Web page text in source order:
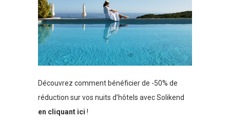
Découvrez comment bénéficier de -50% de
réduction sur vos nuits d’hôtels avec Solikend
en cliquant ici !